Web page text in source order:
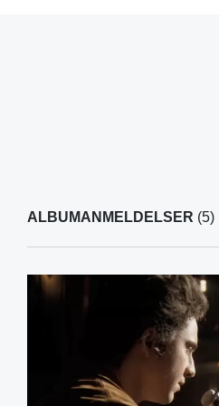
ALBUMANMELDELSER (5)